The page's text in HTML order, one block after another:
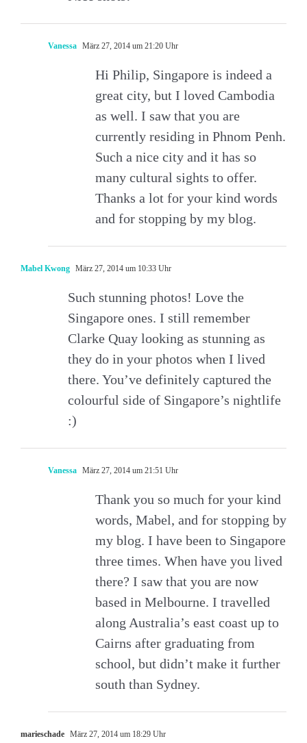
Vanessa März 27, 2014 um 21:20 Uhr
Hi Philip, Singapore is indeed a
great city, but I loved Cambodia
as well. I saw that you are
currently residing in Phnom Penh.
Such a nice city and it has so
many cultural sights to offer.
Thanks a lot for your kind words
and for stopping by my blog.
Mabel Kwong März 27, 2014 um 10:33 Uhr
Such stunning photos! Love the
Singapore ones. I still remember
Clarke Quay looking as stunning as
they do in your photos when I lived
there. You’ve definitely captured the
colourful side of Singapore’s nightlife
:)
Vanessa März 27, 2014 um 21:51 Uhr
Thank you so much for your kind
words, Mabel, and for stopping by
my blog. I have been to Singapore
three times. When have you lived
there? I saw that you are now
based in Melbourne. I travelled
along Australia’s east coast up to
Cairns after graduating from
school, but didn’t make it further
south than Sydney.
marieschade März 27, 2014 um 18:29 Uhr